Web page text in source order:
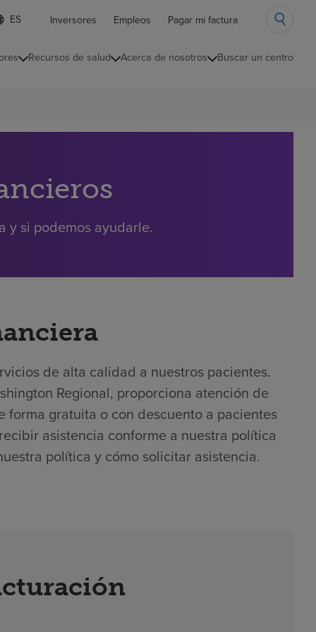
Inversores Empleos Pagar mi factura
Recursos de salud Acerca de nosotros Buscar un centro
y si podemos ayudarle.
de alta calidad a nuestros pacientes.
Regional, proporciona atención de
gratuita o con descuento a pacientes
asistencia conforme a nuestra política
política y cómo solicitar asistencia.